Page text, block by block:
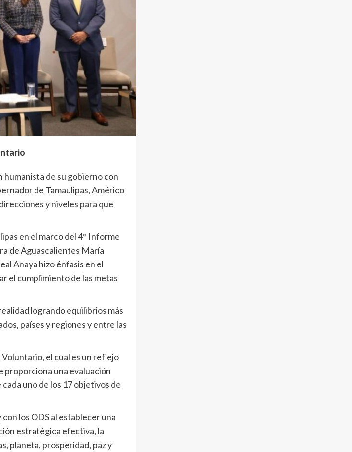
humanista de su gobierno con
de Tamaulipas, Américo
y niveles para que
en el marco del 4° Informe
de Aguascalientes María
Anaya hizo énfasis en el
el cumplimiento de las metas
logrando equilibrios más
países y regiones y entre las
el cual es un reflejo
proporciona una evaluación
uno de los 17 objetivos de
los ODS al establecer una
estratégica efectiva, la
planeta, prosperidad, paz y